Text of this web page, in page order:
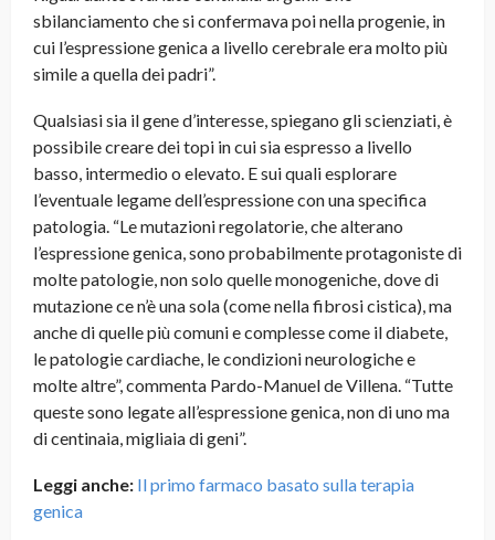
sbilanciamento che si confermava poi nella progenie, in
cui l’espressione genica a livello cerebrale era molto più
simile a quella dei padri”.
Qualsiasi sia il gene d’interesse, spiegano gli scienziati, è
possibile creare dei topi in cui sia espresso a livello
basso, intermedio o elevato. E sui quali esplorare
l’eventuale legame dell’espressione con una specifica
patologia. “Le mutazioni regolatorie, che alterano
l’espressione genica, sono probabilmente protagoniste di
molte patologie, non solo quelle monogeniche, dove di
mutazione ce n’è una sola (come nella fibrosi cistica), ma
anche di quelle più comuni e complesse come il diabete,
le patologie cardiache, le condizioni neurologiche e
molte altre”, commenta Pardo-Manuel de Villena. “Tutte
queste sono legate all’espressione genica, non di uno ma
di centinaia, migliaia di geni”.
Leggi anche: Il primo farmaco basato sulla terapia
genica